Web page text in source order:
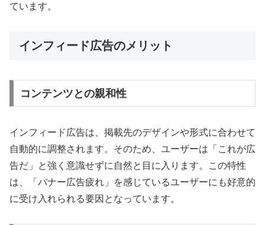
ています。
インフィード広告のメリット
コンテンツとの親和性
インフィード広告は、掲載先のデザインや形式に合わせて
自動的に調整されます。そのため、ユーザーは「これが広
告だ」と強く意識せずに自然と目に入ります。この特性
は、「バナー広告疲れ」を感じているユーザーにも好意的
に受け入れられる要因となっています。